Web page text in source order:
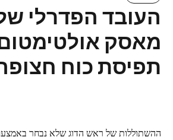
העובד הפדרלי
מאסק
תפיסת כוח
ההשתוללות של ראש הדוג שלא נבחר